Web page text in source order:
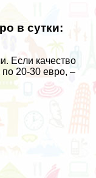
в сутки:
Если качество
20-30 евро, –